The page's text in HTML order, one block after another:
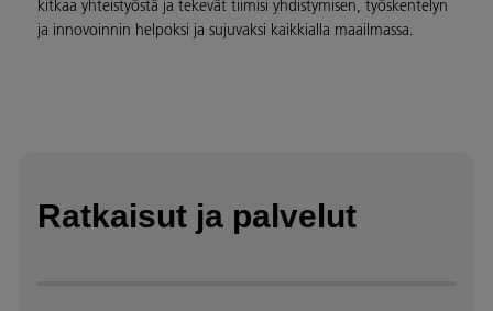
kitkaa yhteistyöstä ja tekevät tiimisi yhdistymisen, työskentelyn
ja innovoinnin helpoksi ja sujuvaksi kaikkialla maailmassa.
Ratkaisut ja palvelut